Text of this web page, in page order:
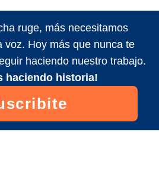
ruge, más necesitamos
voz. Hoy más que nunca te
haciendo nuestro trabajo.
haciendo historia!